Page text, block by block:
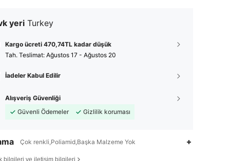
yeri Turkey
Kargo ücreti 470,74TL kadar düşük
Tah. Teslimat: Ağustos 17 - Ağustos 20
İadeler Kabul Edilir
Alışveriş Güvenliği
Güvenli Ödemeler
Gizlilik koruması
Çok renkli,Poliamid,Başka Malzeme Yok
bilgileri ve iletişim bilgileri